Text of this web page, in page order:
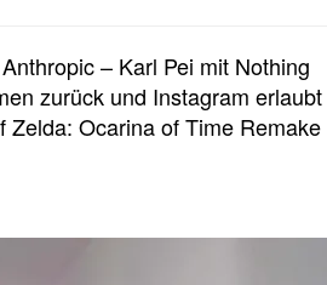
– Karl Pei mit Nothing
zurück und Instagram erlaubt
Ocarina of Time Remake